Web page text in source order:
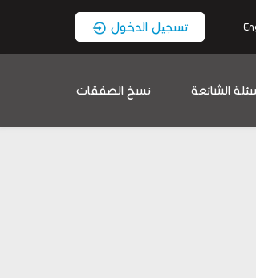
تسجيل الدخول
الشائعة نسخ الصفقات